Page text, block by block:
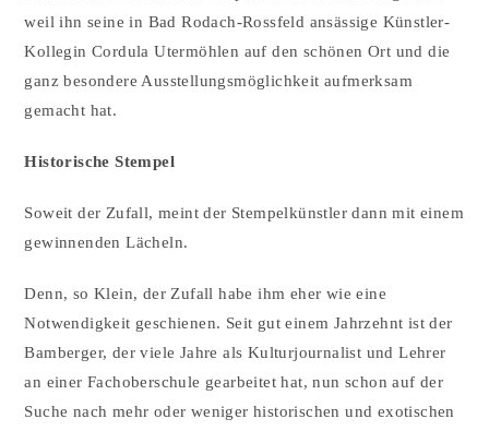
weil ihn seine in Bad Rodach-Rossfeld ansässige Künstler-
Kollegin Cordula Utermöhlen auf den schönen Ort und die
ganz besondere Ausstellungsmöglichkeit aufmerksam
gemacht hat.
Historische Stempel
Soweit der Zufall, meint der Stempelkünstler dann mit einem
gewinnenden Lächeln.
Denn, so Klein, der Zufall habe ihm eher wie eine
Notwendigkeit geschienen. Seit gut einem Jahrzehnt ist der
Bamberger, der viele Jahre als Kulturjournalist und Lehrer
an einer Fachoberschule gearbeitet hat, nun schon auf der
Suche nach mehr oder weniger historischen und exotischen